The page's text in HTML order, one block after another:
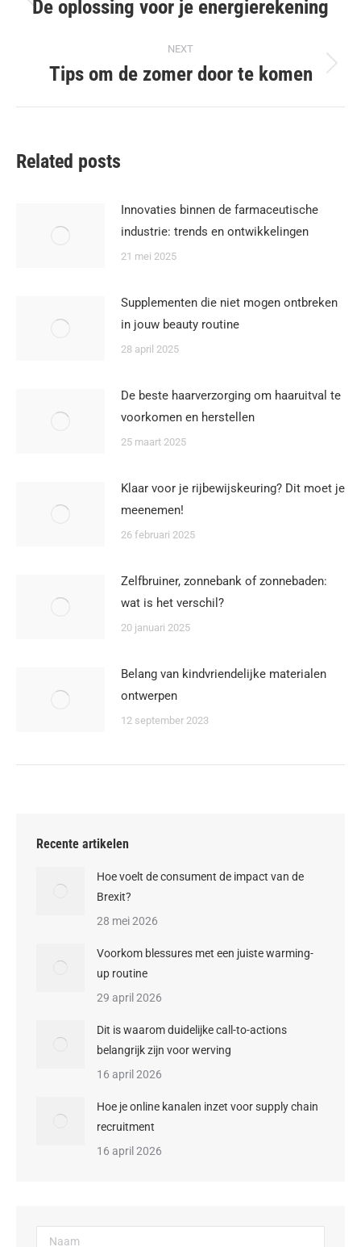
Previous
De oplossing voor je energierekening
NEXT
Next
Tips om de zomer door te komen
Related posts
Innovaties binnen de farmaceutische
industrie: trends en ontwikkelingen
21 mei 2025
Supplementen die niet mogen ontbreken
in jouw beauty routine
28 april 2025
De beste haarverzorging om haaruitval te
voorkomen en herstellen
25 maart 2025
Klaar voor je rijbewijskeuring? Dit moet je
meenemen!
26 februari 2025
Zelfbruiner, zonnebank of zonnebaden:
wat is het verschil?
20 januari 2025
Belang van kindvriendelijke materialen
ontwerpen
12 september 2023
Recente artikelen
Hoe voelt de consument de impact van de
Brexit?
28 mei 2026
Voorkom blessures met een juiste warming-
up routine
29 april 2026
Dit is waarom duidelijke call-to-actions
belangrijk zijn voor werving
16 april 2026
Hoe je online kanalen inzet voor supply chain
recruitment
16 april 2026